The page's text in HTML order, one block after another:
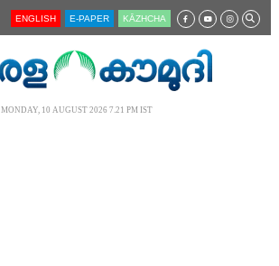
ENGLISH E-PAPER KĀZHCHA
MONDAY, 10 AUGUST 2026 7.21 PM IST